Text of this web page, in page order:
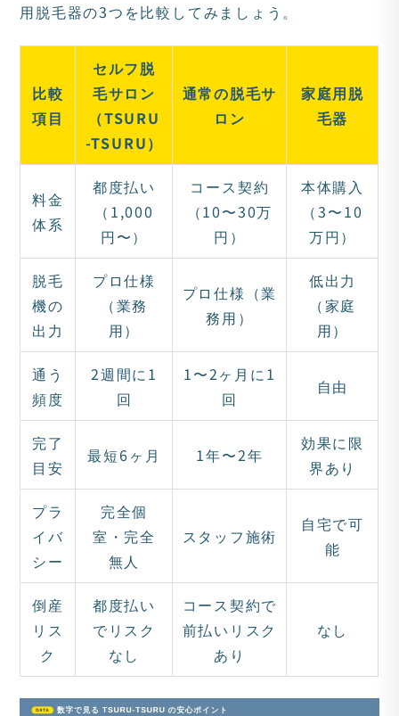
用脱毛器の3つを比較してみましょう。
比較
項目
セルフ脱
毛サロン
（TSURU
-TSURU）
通常の脱毛サ
ロン
家庭用脱
毛器
料金
体系
都度払い
（1,000
円〜）
コース契約
（10〜30万
円）
本体購入
（3〜10
万円）
脱毛
機の
出力
プロ仕様
（業務
用）
プロ仕様（業
務用）
低出力
（家庭
用）
通う
頻度
2週間に1
回
1〜2ヶ月に1
回
自由
完了
目安
最短6ヶ月 1年〜2年
効果に限
界あり
プラ
イバ
シー
完全個
室・完全
無人
スタッフ施術
自宅で可
能
倒産
リス
ク
都度払い
でリスク
なし
コース契約で
前払いリスク
あり
なし